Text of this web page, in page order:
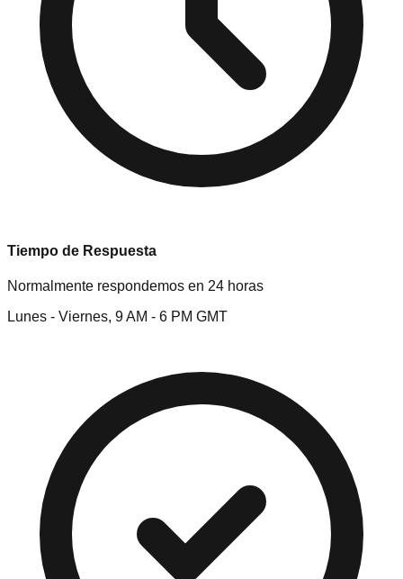
Tiempo de Respuesta
Normalmente respondemos en 24 horas
Lunes - Viernes, 9 AM - 6 PM GMT